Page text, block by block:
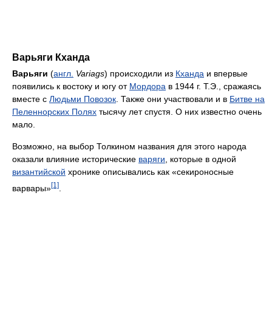
Варьяги Кханда
Варьяги (англ. Variags) происходили из Кханда и впервые
появились к востоку и югу от Мордора в 1944 г. Т.Э., сражаясь
вместе с Людьми Повозок . Также они участвовали и в Битве на
Пеленнорских Полях тысячу лет спустя. О них известно очень
мало.
Возможно, на выбор Толкином названия для этого народа
оказали влияние исторические варяги , которые в одной
византийской хронике описывались как «секироносные
варвары»[1]